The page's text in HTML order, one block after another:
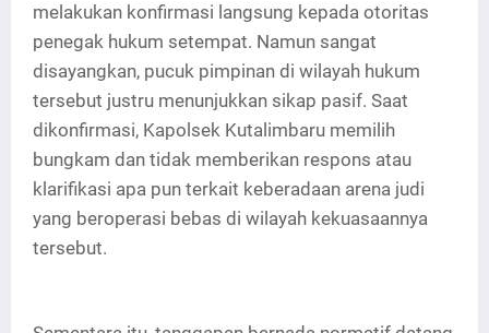
melakukan konfirmasi langsung kepada otoritas
penegak hukum setempat. Namun sangat
disayangkan, pucuk pimpinan di wilayah hukum
tersebut justru menunjukkan sikap pasif. Saat
dikonfirmasi, Kapolsek Kutalimbaru memilih
bungkam dan tidak memberikan respons atau
klarifikasi apa pun terkait keberadaan arena judi
yang beroperasi bebas di wilayah kekuasaannya
tersebut.